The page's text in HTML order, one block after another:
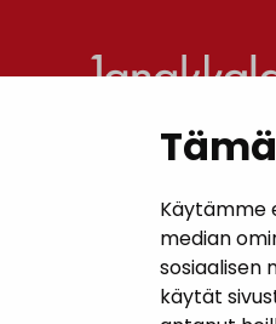
Käytämme
median
sosiaalisen
käytät